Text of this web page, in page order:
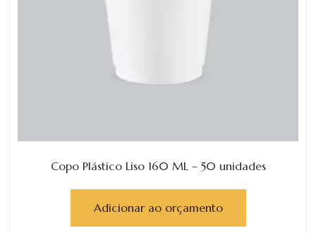
Copo Plástico Liso 160 ML – 50 unidades
Adicionar ao orçamento